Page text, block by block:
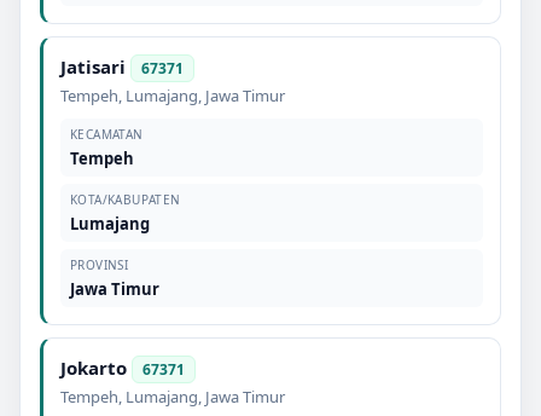
Jatisari 67371
Tempeh, Lumajang, Jawa Timur
KECAMATAN
Tempeh
KOTA/KABUPATEN
Lumajang
PROVINSI
Jawa Timur
Jokarto 67371
Tempeh, Lumajang, Jawa Timur